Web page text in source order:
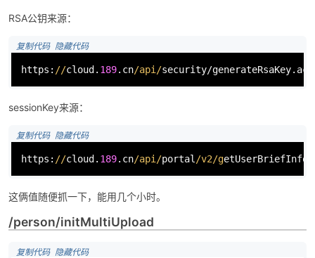
RSA公钥来源：
复制代码 隐藏代码
https: //cloud. 189.cn/api/security/
sessionKey来源：
复制代码 隐藏代码
https: //cloud. 189.cn/api/portal /v2/g
这俩值随便抓一下，能用几个小时。
/person/initMultiUpload
复制代码 隐藏代码